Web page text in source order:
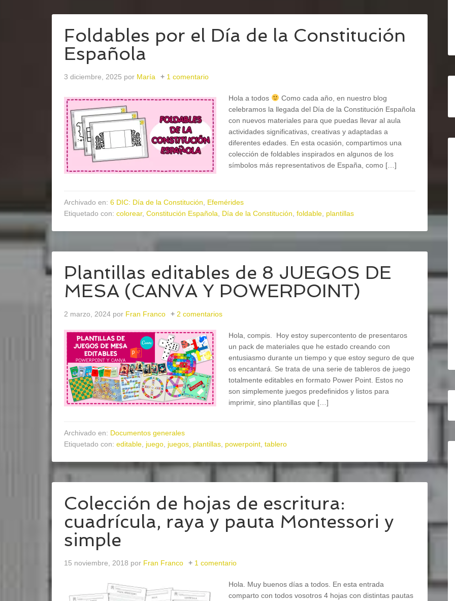
Foldables por el Día de la Constitución
Española
3 diciembre, 2025 por María 1 comentario
Hola a todos
Como cada año, en nuestro blog
celebramos la llegada del Día de la Constitución Española
con nuevos materiales para que puedas llevar al aula
actividades significativas, creativas y adaptadas a
diferentes edades. En esta ocasión, compartimos una
colección de foldables inspirados en algunos de los
símbolos más representativos de España, como […]
Archivado en: 6 DIC: Día de la Constitución
Efemérides
Etiquetado con: colorear, Constitución Española Día de la Constitución foldable plantillas
Plantillas editables de 8 JUEGOS DE
MESA (CANVA Y POWERPOINT)
2 marzo, 2024 por Fran Franco 2 comentarios
Hola, compis. Hoy estoy supercontento de presentaros
un pack de materiales que he estado creando con
entusiasmo durante un tiempo y que estoy seguro de que
os encantará. Se trata de una serie de tableros de juego
totalmente editables en formato Power Point. Estos no
son simplemente juegos predefinidos y listos para
imprimir, sino plantillas que […]
Archivado en: Documentos generales
Etiquetado con: editable juego juegos plantillas powerpoint tablero
Colección de hojas de escritura:
cuadrícula, raya y pauta Montessori y
simple
15 noviembre, 2018 por Fran Franco 1 comentario
Hola. Muy buenos días a todos. En esta entrada
comparto con todos vosotros 4 hojas con distintas pautas